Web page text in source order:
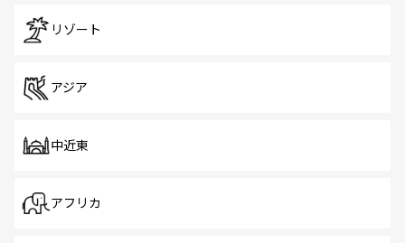
リゾート
アジア
中近東
アフリカ